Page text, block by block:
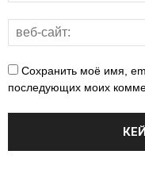
Сохранить моё имя,
последующих моих